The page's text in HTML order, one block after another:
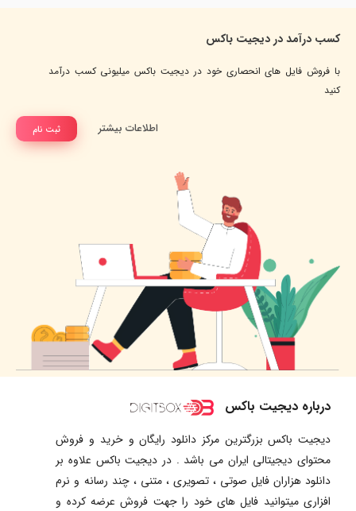
کسب درآمد در دیجیت باکس
با فروش فایل های انحصاری خود در دیجیت باکس میلیونی کسب درآمد
کنید
ثبت نام اطلاعات بیشتر
درباره دیجیت باکس
دیجیت باکس بزرگترین مرکز دانلود رایگان و خرید و فروش
محتوای دیجیتالی ایران می باشد . در دیجیت باکس علاوه بر
دانلود هزاران فایل صوتی ، تصویری ، متنی ، چند رسانه و نرم
افزاری میتوانید فایل های خود را جهت فروش عرضه کرده و